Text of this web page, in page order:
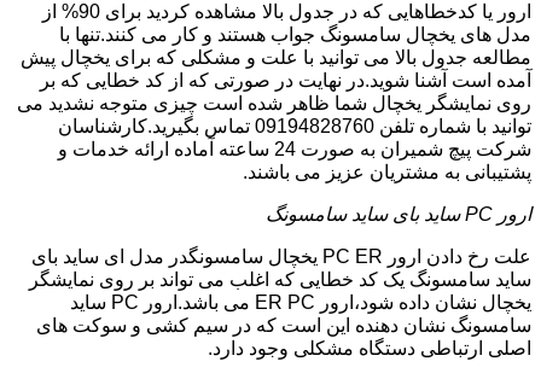
ارور یا کدخطاهایی که در جدول بالا مشاهده کردید برای 90% از
مدل های یخچال سامسونگ جواب هستند و کار می کنند.تنها با
مطالعه جدول بالا می توانید با علت و مشکلی که برای یخچال پیش
آمده است آشنا شوید.در نهایت در صورتی که از کد خطایی که بر
روی نمایشگر یخچال شما ظاهر شده است چیزی متوجه نشدید می
توانید با شماره تلفن 09194828760 تماس بگیرید.کارشناسان
شرکت پیچ شمیران به صورت 24 ساعته آماده ارائه خدمات و
پشتیبانی به مشتریان عزیز می باشند.
ارور PC ساید بای ساید سامسونگ
علت رخ دادن ارور PC ER یخچال سامسونگدر مدل ای ساید بای
ساید سامسونگ یک کد خطایی که اغلب می تواند بر روی نمایشگر
یخچال نشان داده شود،ارور ER PC می باشد.ارور PC ساید
سامسونگ نشان دهنده این است که در سیم کشی و سوکت های
اصلی ارتباطی دستگاه مشکلی وجود دارد.